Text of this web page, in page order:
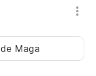
de Maga